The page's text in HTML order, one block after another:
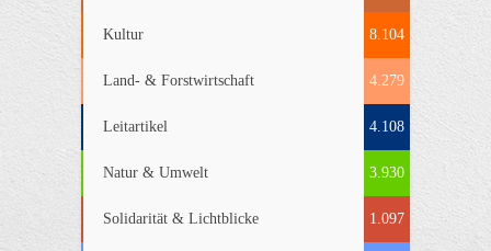
Kultur 8.104
Land- & Forstwirtschaft 4.279
Leitartikel 4.108
Natur & Umwelt 3.930
Solidarität & Lichtblicke 1.097